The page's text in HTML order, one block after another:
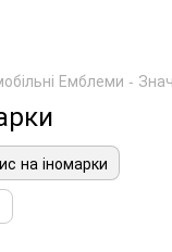
Емблеми -
на іномарки